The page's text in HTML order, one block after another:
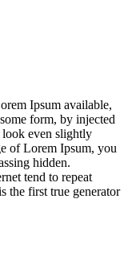
Ipsum available,
form, by injected
look even slightly
of Lorem Ipsum, you
hidden.
tend to repeat
the first true generator